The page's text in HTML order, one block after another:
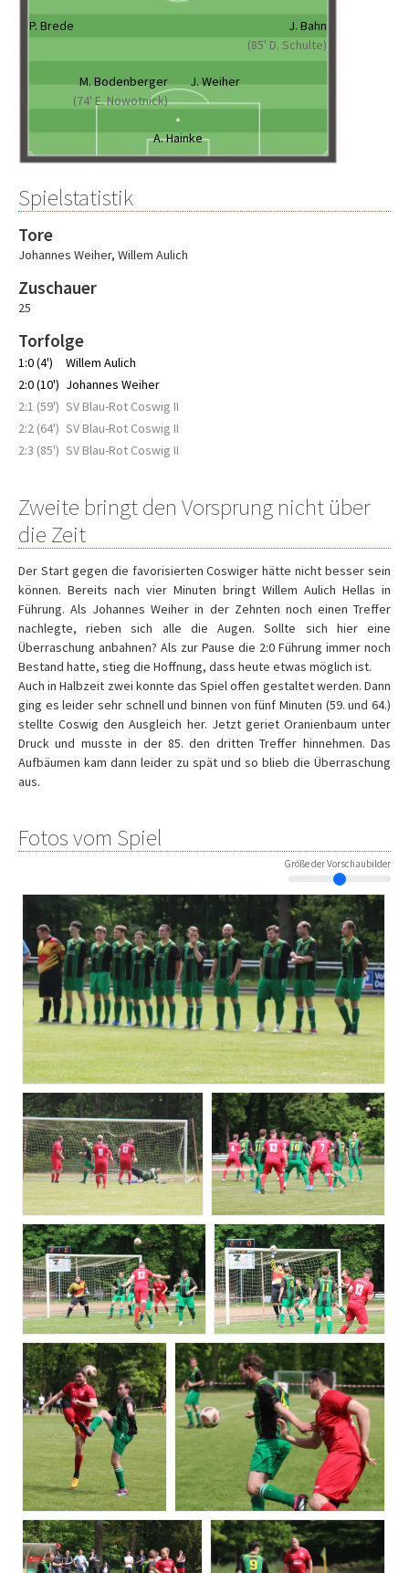
P. Brede
J. Bahn
(85' D. Schulte)
M. Bodenberger
(74' E. Nowotnick)
J. Weiher
A. Hainke
Spielstatistik
Tore
Johannes Weiher, Willem Aulich
Zuschauer
25
Torfolge
1:0 (4')
Willem Aulich
2:0 (10') Johannes Weiher
2:1 (59') SV Blau-Rot Coswig II
2:2 (64') SV Blau-Rot Coswig II
2:3 (85') SV Blau-Rot Coswig II
Zweite bringt den Vorsprung nicht über
die Zeit
Der Start gegen die favorisierten Coswiger hätte nicht besser sein
können. Bereits nach vier Minuten bringt Willem Aulich Hellas in
Führung. Als Johannes Weiher in der Zehnten noch einen Treffer
nachlegte, rieben sich alle die Augen. Sollte sich hier eine
Überraschung anbahnen? Als zur Pause die 2:0 Führung immer noch
Bestand hatte, stieg die Hoffnung, dass heute etwas möglich ist.
Auch in Halbzeit zwei konnte das Spiel offen gestaltet werden. Dann
ging es leider sehr schnell und binnen von fünf Minuten (59. und 64.)
stellte Coswig den Ausgleich her. Jetzt geriet Oranienbaum unter
Druck und musste in der 85. den dritten Treffer hinnehmen. Das
Aufbäumen kam dann leider zu spät und so blieb die Überraschung
aus.
Fotos vom Spiel
Größe der Vorschaubilder